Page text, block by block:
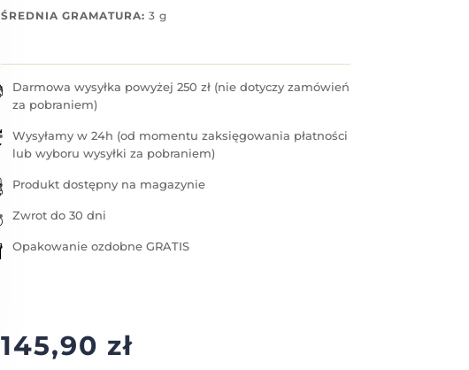
ŚREDNIA GRAMATURA: 3 g
Darmowa wysyłka powyżej 250 zł (nie dotyczy zamówień
za pobraniem)
Wysyłamy w 24h (od momentu zaksięgowania płatności
lub wyboru wysyłki za pobraniem)
Produkt dostępny na magazynie
Zwrot do 30 dni
Opakowanie ozdobne GRATIS
145,90 zł